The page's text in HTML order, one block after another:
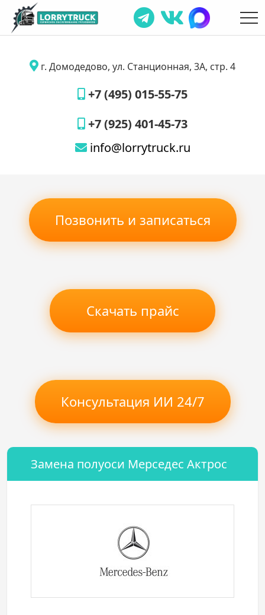
г. Домодедово, ул. Станционная, 3А, стр. 4
+7 (495) 015-55-75
+7 (925) 401-45-73
info@lorrytruck.ru
Позвонить и записаться
Скачать прайс
Консультация ИИ 24/7
Замена полуоси Мерседес Актрос